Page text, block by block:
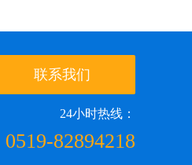
联系我们
24小时热线：
0519-82894218